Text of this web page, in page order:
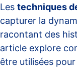
Les techniques
capturer la
racontant des
article explore
être utilisées